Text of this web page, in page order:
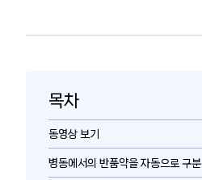
목차
동영상 보기
병동에서의 반품약을 자동으로 구분